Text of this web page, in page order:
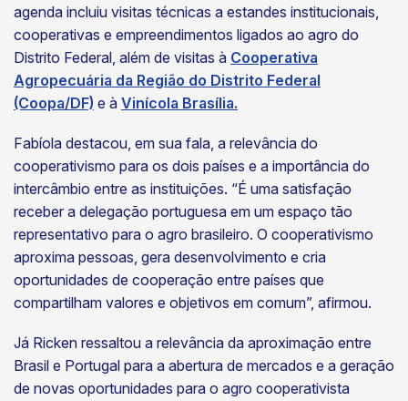
agenda incluiu visitas técnicas a estandes institucionais,
cooperativas e empreendimentos ligados ao agro do
Distrito Federal, além de visitas à Cooperativa
Agropecuária da Região do Distrito Federal
(Coopa/DF) e à Vinícola Brasília.
Fabíola destacou, em sua fala, a relevância do
cooperativismo para os dois países e a importância do
intercâmbio entre as instituições. “É uma satisfação
receber a delegação portuguesa em um espaço tão
representativo para o agro brasileiro. O cooperativismo
aproxima pessoas, gera desenvolvimento e cria
oportunidades de cooperação entre países que
compartilham valores e objetivos em comum”, afirmou.
Já Ricken ressaltou a relevância da aproximação entre
Brasil e Portugal para a abertura de mercados e a geração
de novas oportunidades para o agro cooperativista